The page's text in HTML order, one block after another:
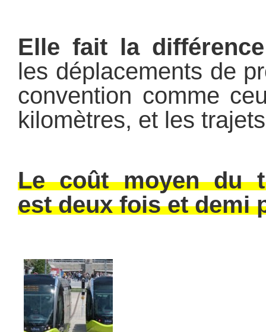
Elle fait la
les déplacements de
convention comme
kilomètres, et les
Le coût moyen du
est deux fois et demi